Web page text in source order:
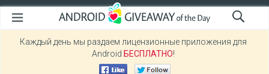
Каждый день мы раздаем лицензионные приложения для
Android БЕСПЛАТНО!